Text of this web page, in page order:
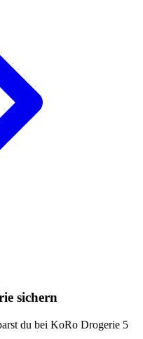
sichern
du bei KoRo Drogerie 5